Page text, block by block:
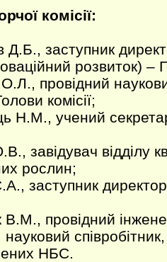
комісії:
Д.Б., заступник
розвиток) –
провідний
комісії;
Н.М., учений
завідувач відділу
рослин;
заступник
В.М., провідний
НБС.